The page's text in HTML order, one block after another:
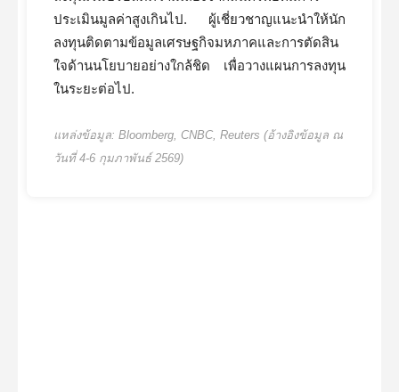
ประเมินมูลค่าสูงเกินไป. ผู้เชี่ยวชาญแนะนำให้นัก
ลงทุนติดตามข้อมูลเศรษฐกิจมหภาคและการตัดสิน
ใจด้านนโยบายอย่างใกล้ชิด เพื่อวางแผนการลงทุน
ในระยะต่อไป.
แหล่งข้อมูล: Bloomberg, CNBC, Reuters (อ้างอิงข้อมูล ณ
วันที่ 4-6 กุมภาพันธ์ 2569)